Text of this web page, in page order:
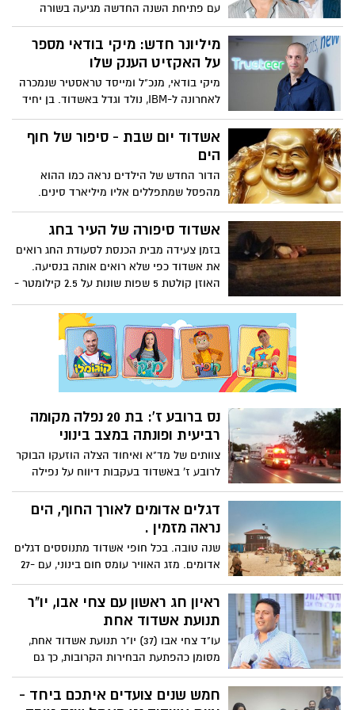
עם פתיחת השנה החדשה מגיעה בשורה
מאשדוד – חברת שמן שבשליטת ג'קי בן זקן,
אברהם נניקשוילי ומנופים פיננסים, דיווחה
הבוקר כי עומק השכבה הנושאת סימני נפט
במידה ואכן התוצאות יהיו כמצופה הרי
מדובר בחג למדינה ולעיר אשדוד.
מיליונר חדש: מיקי בודאי מספר
על האקזיט הענק שלו
מיקי בודאי, מנכ"ל ומייסד טראסטיר שנמכרה
לאחרונה ל-IBM, נולד וגדל באשדוד. בן יחיד
לאימא יוצאת ליטא ואבא יוצא פרס. הוא אף
פעם לא היה התלמיד הכי טוב בכיתה, אבל
כשהתגייס למודיעין, דרכו הייתה סלולה.
שלו – מיליונר עם 151 מיליון דולר מזומן בבנק.
אשדוד יום שבת - סיפור של חוף
הים
הדור החדש של הילדים נראה כמו ההוא
מהפסל שמתפללים אליו מיליארד סינים.
פגשתי את החנונים שבאו לעשות מסיבת
רווקים...בלי בחורות (חשבו שהאשדודיות הן
את הים והורסים את כל הכיף?! אייל בן שמחון
יצא לטיול של שבת בחוף ומביא לכם את
סיפורו
אשדוד סיפורה של העיר בחג
בזמן צעידה מבית הכנסת לסעודת החג רואים
את אשדוד כפי שלא רואים אותה בנסיעה.
האוזן קולטת 5 שפות שונות על 2.5 קילומטר -
במרכזון שוכב הומלס. 99% מהתושבים מבלים
בחיק משפחתם, אבל ליבי עם האחוז שלא...
אשדוד בצעידה של ערב חג מעיניו של אייל בן
שמחון
נס ברובע ז': בת 20 נפלה מקומה
רביעית ופונתה במצב בינוני
צוותים של מד"א ואיחוד הצלה הוזעקו הבוקר
לרובע ז' באשדוד בעקבות דיווח על נפילה
מגובה. צוותים שהגיעו למקום העניקו טיפול
ראשוני לצעירה, מעורפלת הכרה, שנפלה
מקומה רביעית. היא פונתה בנס רק במצב
דגלים אדומים לאורך החוף, הים
נראה מזמין .
שנה טובה. בכל חופי אשדוד מתנוססים דגלים
אדומים. מזג האוויר עומס חום בינוני, עם 27-
34 מעלות - ו65% לחות. טמפרטורת המים היא
30 מעלות. על פי הדיווחים של המתרחצים
ושל מועדון חקר הימי המדוזות חזרו לאזורנו
ראיון חג ראשון עם צחי אבו, יו"ר
תנועת אשדוד אחת
עו"ד צחי אבו (37) יו"ר תנועת אשדוד אחת,
מסומן כהפתעת הבחירות הקרובות, כך גם
הסקרים. ההפתעה של רבים הייתה כבר
מעצם החלטתו לצאת ולהתמודד בבחירות
הקרובות. ראיון גלוי לב ראשון של היזם ובעל
חמש שנים צועדים איתכם ביחד -